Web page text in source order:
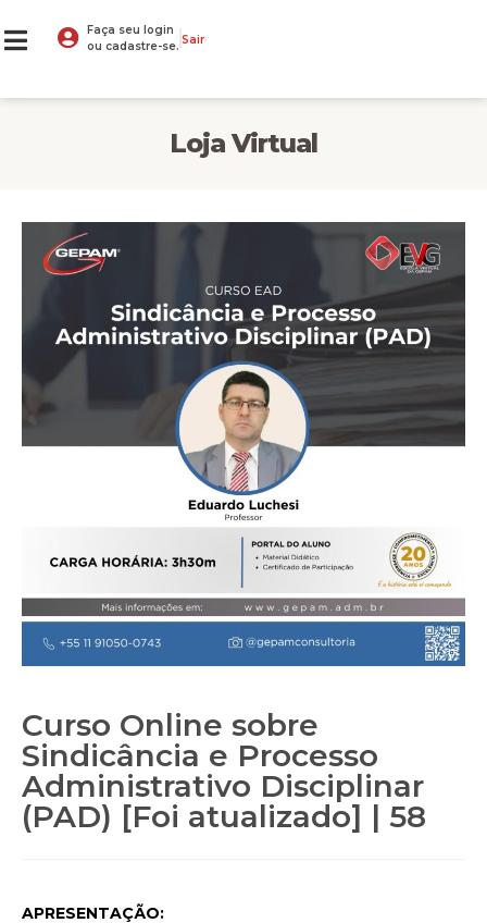
Faça seu login
ou cadastre-se. Sair
Loja Virtual
Curso Online sobre
Sindicância e Processo
Administrativo Disciplinar
(PAD) [Foi atualizado] | 58
APRESENTAÇÃO: